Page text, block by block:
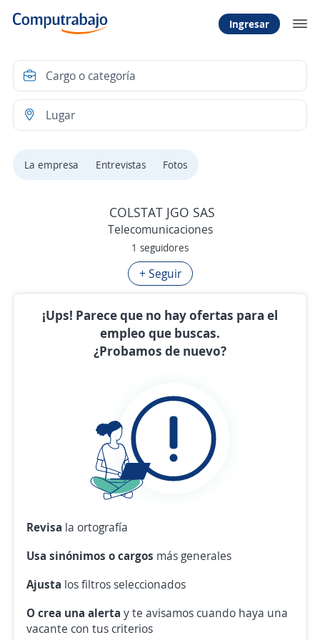
Ingresar
La empresa Entrevistas Fotos
COLSTAT JGO SAS
Telecomunicaciones
1 seguidores
+ Seguir
¡Ups! Parece que no hay ofertas para el
empleo que buscas.
¿Probamos de nuevo?
Revisa la ortografía
Usa sinónimos o cargos más generales
Ajusta los filtros seleccionados
O crea una alerta y te avisamos cuando haya una
vacante con tus criterios